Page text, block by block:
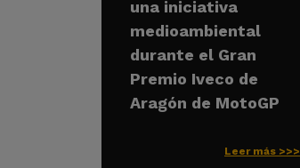
una iniciativa
medioambiental
durante el Gran
Premio Iveco de
Aragón de MotoGP
Leer más >>>